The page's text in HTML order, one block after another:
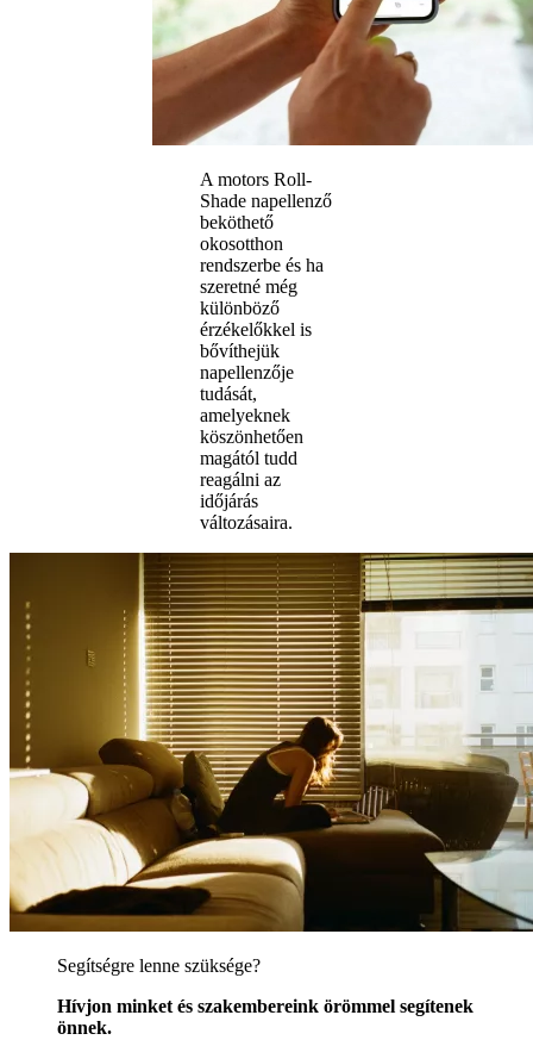
A motors Roll-
Shade napellenző
beköthető
okosotthon
rendszerbe és ha
szeretné még
különböző
érzékelőkkel is
bővíthejük
napellenzője
tudását,
amelyeknek
köszönhetően
magától tudd
reagálni az
időjárás
változásaira.
Segítségre lenne szüksége?
Hívjon minket és szakembereink örömmel segítenek
önnek.